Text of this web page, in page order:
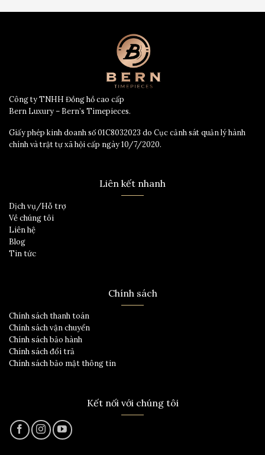
Công ty TNHH Đồng hồ cao cấp
Bern Luxury – Bern’s Timepieces.
Giấy phép kinh doanh số 01C8032023 do Cục cảnh sát quản lý hành
chính và trật tự xã hội cấp ngày 10/7/2020.
Liên kết nhanh
Dịch vụ/Hỗ trợ
Về chúng tôi
Liên hệ
Blog
Tin tức
Chính sách
Chính sách thanh toán
Chính sách vận chuyển
Chính sách bảo hành
Chính sách đổi trả
Chính sách bảo mật thông tin
Kết nối với chúng tôi